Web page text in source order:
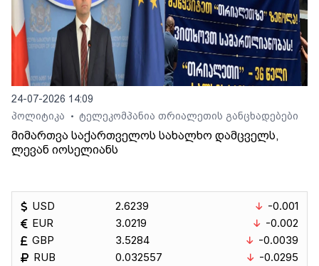
24-07-2026 14:09
პოლიტიკა
• ტელეკომპანია თრიალეთის განცხადებები
მიმართვა საქართველოს სახალხო დამცველს,
ლევან იოსელიანს
USD
EUR
GBP
RUB
2.6239
3.0219
3.5284
0.032557
-0.001
-0.002
-0.0039
-0.0295